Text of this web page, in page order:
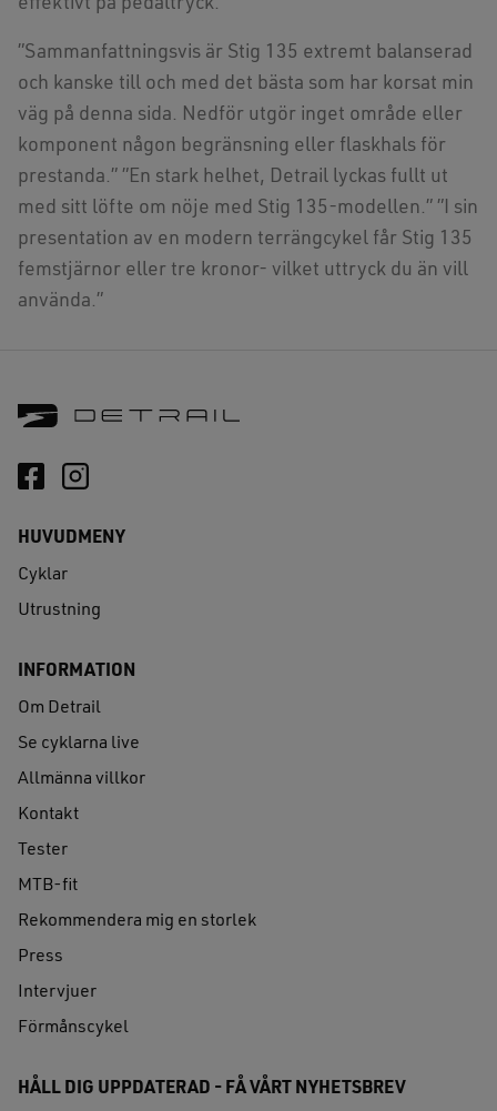
”Sammanfattningsvis är Stig 135 extremt balanserad
och kanske till och med det bästa som har korsat min
väg på denna sida. Nedför utgör inget område eller
komponent någon begränsning eller flaskhals för
prestanda.” ”En stark helhet, Detrail lyckas fullt ut
med sitt löfte om nöje med Stig 135-modellen.” ”I sin
presentation av en modern terrängcykel får Stig 135
femstjärnor eller tre kronor- vilket uttryck du än vill
använda.”
HUVUDMENY
Cyklar
Utrustning
INFORMATION
Om Detrail
Se cyklarna live
Allmänna villkor
Kontakt
Tester
MTB-fit
Rekommendera mig en storlek
Press
Intervjuer
Förmånscykel
HÅLL DIG UPPDATERAD - FÅ VÅRT NYHETSBREV